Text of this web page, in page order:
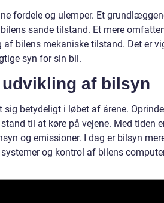
fordele og ulemper. Et
sande tilstand. Et mere
af bilens mekaniske tilstand. Det er
syn for sin bil.
af bilsyn
sig betydeligt i løbet af årene.
til at køre på vejene. Med
og emissioner. I dag er bilsyn
og kontrol af bilens